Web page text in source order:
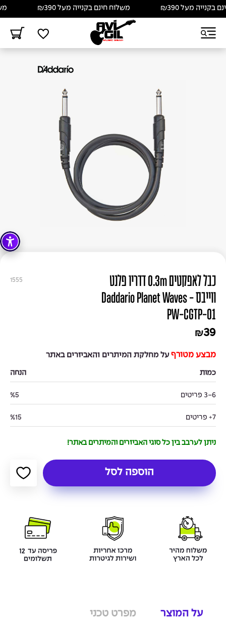
מעל ₪390 משלוח חינם בקנייה מעל ₪390
1555
כבל לאפקטים 0.3m דדריו פלנט
ווייבס - Daddario Planet Waves
PW-CGTP-01
₪39
מבצע מטורף על מחלקת המיתרים והאביזרים באתר
כמות הנחה
3-6 פריטים %5
7+ פריטים %15
ניתן לערבב בין כל סוגי האביזרים והמיתרים באתר!
הוספה לסל
על המוצר מפרט טכני